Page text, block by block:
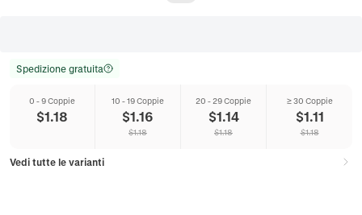
Spedizione gratuita
0 - 9 Coppie
$1.18
10 - 19 Coppie
$1.16
$1.18
20 - 29 Coppie
$1.14
$1.18
≥ 30 Coppie
$1.11
$1.18
Vedi tutte le varianti